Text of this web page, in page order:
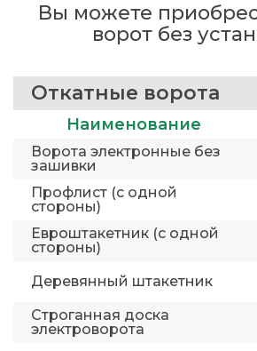
Вы можете
ворот без
Откатные ворота
Наименование
Ворота электронные без
зашивки
Профлист (с одной
стороны)
Евроштакетник (с одной
стороны)
Деревянный штакетник
Строганная доска
электроворота